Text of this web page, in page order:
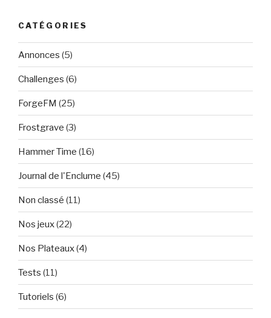
CATÉGORIES
Annonces (5)
Challenges (6)
ForgeFM (25)
Frostgrave (3)
Hammer Time (16)
Journal de l'Enclume (45)
Non classé (11)
Nos jeux(22)
Nos Plateaux(4)
Tests (11)
Tutoriels (6)